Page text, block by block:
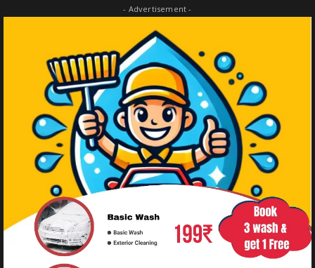
- Advertisement -